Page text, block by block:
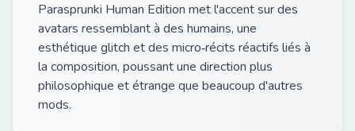
Parasprunki Human Edition met l'accent sur des
avatars ressemblant à des humains, une
esthétique glitch et des micro‑récits réactifs liés à
la composition, poussant une direction plus
philosophique et étrange que beaucoup d'autres
mods.